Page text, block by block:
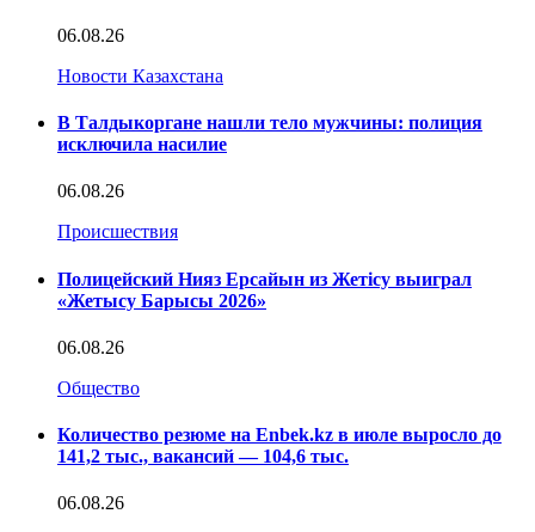
06.08.26
Новости Казахстана
В Талдыкоргане нашли тело мужчины: полиция
исключила насилие
06.08.26
Происшествия
Полицейский Нияз Ерсайын из Жетісу выиграл
«Жетысу Барысы 2026»
06.08.26
Общество
Количество резюме на Enbek.kz в июле выросло до
141,2 тыс., вакансий — 104,6 тыс.
06.08.26